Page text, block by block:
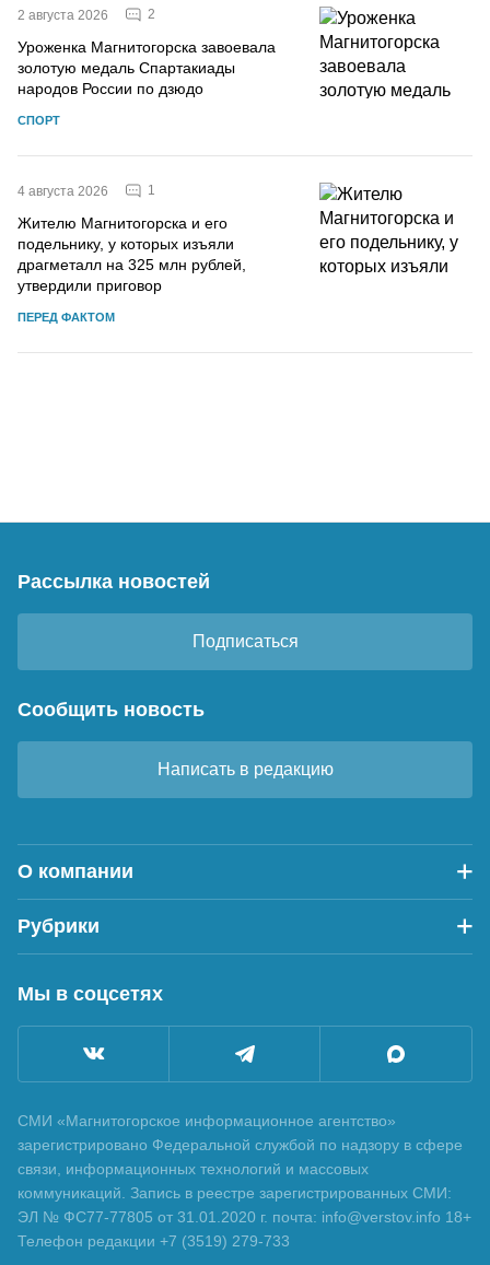
2 августа 2026 2
Уроженка Магнитогорска завоевала
золотую медаль Спартакиады
народов России по дзюдо
СПОРТ
4 августа 2026 1
Жителю Магнитогорска и его
подельнику, у которых изъяли
драгметалл на 325 млн рублей,
утвердили приговор
ПЕРЕД ФАКТОМ
Рассылка новостей
Подписаться
Сообщить новость
Написать в редакцию
О компании
Рубрики
Мы в соцсетях
СМИ «Магнитогорское информационное агентство»
зарегистрировано Федеральной службой по надзору в сфере
связи, информационных технологий и массовых
коммуникаций. Запись в реестре зарегистрированных СМИ:
ЭЛ № ФС77-77805 от 31.01.2020 г. почта: info@verstov.info 18+
Телефон редакции +7 (3519) 279-733